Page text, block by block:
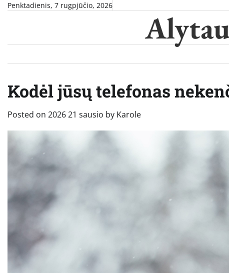
SkipPenktadienis, 7 rugpjūčio, 2026
Kodėl jūsų telefonas
Posted on 2026 21 sausio by Karole